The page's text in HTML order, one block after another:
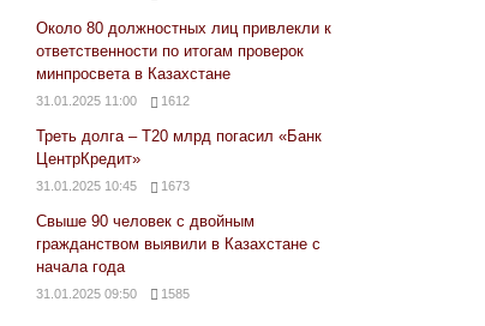
Около 80 должностных лиц привлекли к
ответственности по итогам проверок
минпросвета в Казахстане
31.01.2025 11:00 1612
Треть долга – Т20 млрд погасил «Банк
ЦентрКредит»
31.01.2025 10:45 1673
Свыше 90 человек с двойным
гражданством выявили в Казахстане с
начала года
31.01.2025 09:50 1585